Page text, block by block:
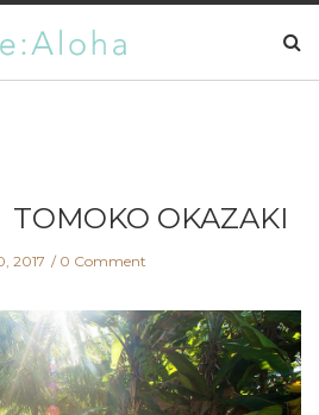
OKAZAKI
2017 0 Comment